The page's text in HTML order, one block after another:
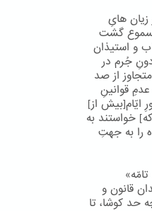
زیان هایِ
مسموع گشت
و استیذان
جُرم در
از صد
قوانینِ
ایّام[بیش از]
خواستند به
را به جهتِ
قانون و
حد کوشا، تا